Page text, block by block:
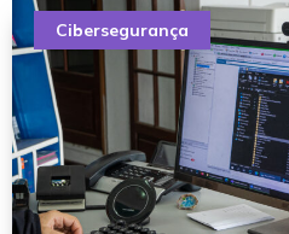
Cibersegurança